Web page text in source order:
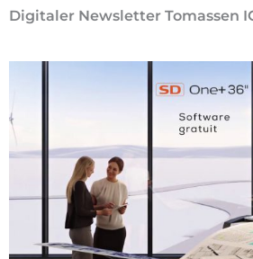
Digitaler Newsletter Tomassen